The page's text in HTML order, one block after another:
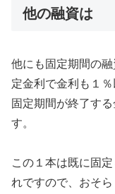
他の融資は
他にも固定期間の
定金利で金利も１
固定期間が終了す
す。
この１本は既に固
れですので、おそ